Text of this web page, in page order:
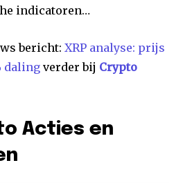
indicatoren…
bericht: XRP analyse: prijs
daling verder bij Crypto
Acties en